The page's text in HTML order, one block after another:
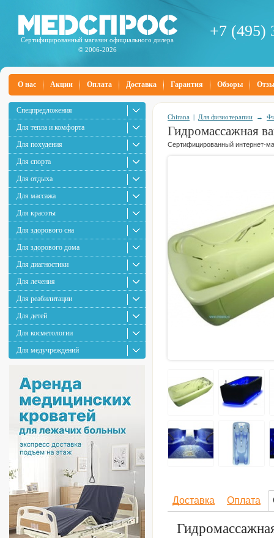
Сертифицированный магазин официального дилера
© 2006-2026
+7 (495)
О нас Акции Оплата Доставка Гарантия Обзоры
Спецпредложения
Для тепла и комфорта
Для похудения
Для спорта
Для отдыха
Для массажа
Для красоты
Для здорового сна
Для здорового дома
Для диагностики
Для лечения
Для реабилитации
Для детей
Для косметологии
Для медучреждений
Chirana | Для физиотерапии →
Гидромассажная
Сертифицированный интернет-
Доставка Оплата